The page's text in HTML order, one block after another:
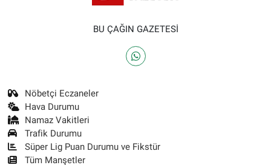
BU ÇAĞIN GAZETESİ
Nöbetçi Eczaneler
Hava Durumu
Namaz Vakitleri
Trafik Durumu
Süper Lig Puan Durumu ve Fikstür
Tüm Manşetler